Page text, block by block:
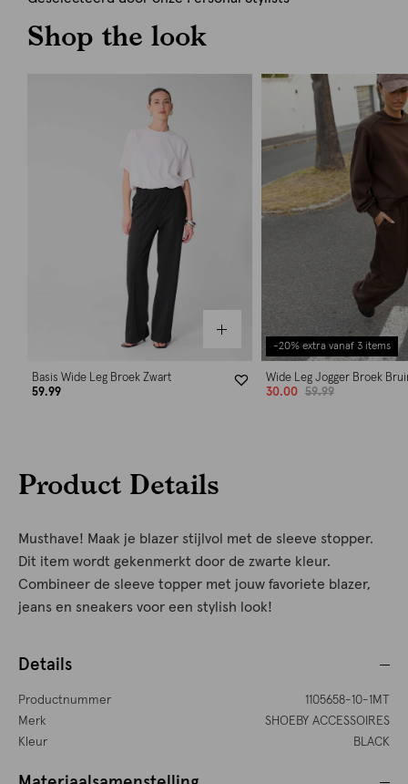
Shop the look
Basis Wide Leg Broek Zwart
59.99
-20% extra vanaf 3 items
Wide Leg Jogger Broek
30.00
59.99
Product Details
Musthave! Maak je blazer stijlvol met de sleeve stopper.
Dit item wordt gekenmerkt door de zwarte kleur.
Combineer de sleeve topper met jouw favoriete blazer,
jeans en sneakers voor een stylish look!
Details
Productnummer
1105658-10-1MT
Merk
SHOEBY ACCESSOIRES
Kleur
BLACK